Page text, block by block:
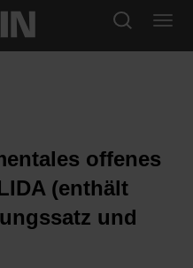
offenes
(enthält
und